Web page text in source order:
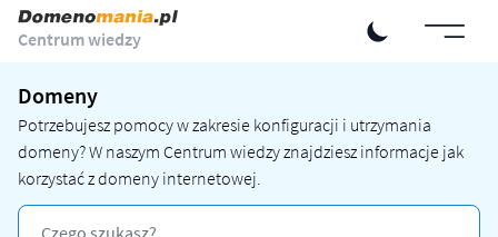
Centrum wiedzy
Domeny
Potrzebujesz pomocy w zakresie konfiguracji i utrzymania
domeny? W naszym Centrum wiedzy znajdziesz informacje jak
korzystać z domeny internetowej.